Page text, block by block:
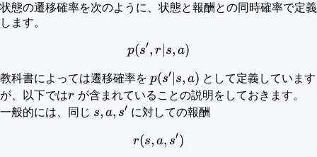
状態の遷移確率を次のように、状態と報酬との同時確率で定義
します。
p(s',r|s,a)
p(s′, r s, a)
教科書によっては遷移確率を p(s'|s,a)
p(s′ s, a) として定義しています
が、以下ではr
r が含まれていることの説明をしておきます。
一般的には、同じ s,a,s'
s, a, s′ に対しての報酬
r(s,a,s')
r(s, a, s′)